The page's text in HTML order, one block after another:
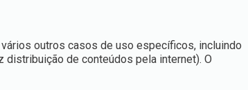
outros casos de uso específicos, incluindo
distribuição de conteúdos pela internet). O